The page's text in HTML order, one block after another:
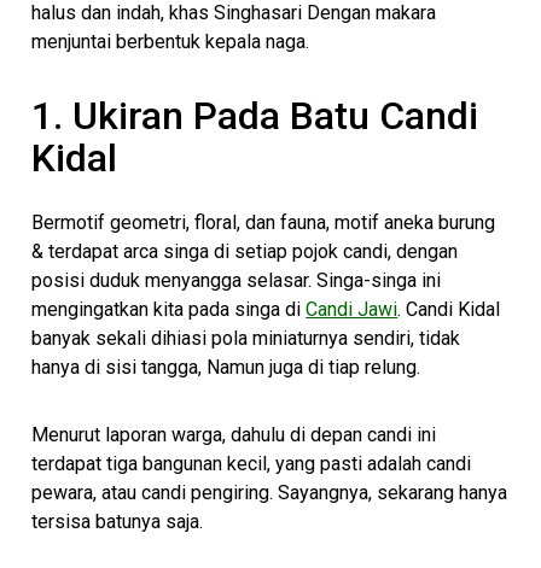
halus dan indah, khas Singhasari Dengan makara
menjuntai berbentuk kepala naga.
1. Ukiran Pada Batu Candi
Kidal
Bermotif geometri, floral, dan fauna, motif aneka burung
& terdapat arca singa di setiap pojok candi, dengan
posisi duduk menyangga selasar. Singa-singa ini
mengingatkan kita pada singa diCandi Jawi. Candi Kidal
banyak sekali dihiasi pola miniaturnya sendiri, tidak
hanya di sisi tangga, Namun juga di tiap relung.
Menurut laporan warga, dahulu di depan candi ini
terdapat tiga bangunan kecil, yang pasti adalah candi
pewara, atau candi pengiring. Sayangnya, sekarang hanya
tersisa batunya saja.